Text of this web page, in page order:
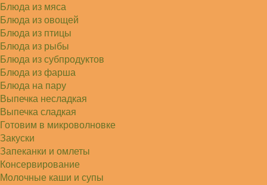
Блюда из мяса
Блюда из овощей
Блюда из птицы
Блюда из рыбы
Блюда из субпродуктов
Блюда из фарша
Блюда на пару
Выпечка несладкая
Выпечка сладкая
Готовим в микроволновке
Закуски
Запеканки и омлеты
Консервирование
Молочные каши и супы